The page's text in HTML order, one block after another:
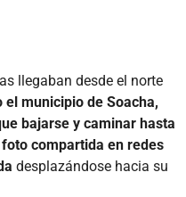
llegaban desde el norte
el municipio de Soacha,
bajarse y caminar hasta
compartida en redes
desplazándose hacia su